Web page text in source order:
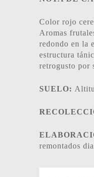
Color rojo
Aromas
redondo en la
estructura
retrogusto por
SUELO:
remontados